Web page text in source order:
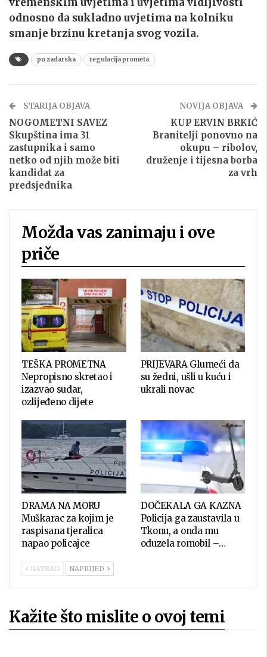
odnosno da sukladno uvjetima na kolniku
smanje brzinu kretanja svog vozila.
pu zadarska regulacija prometa
STARIJA OBJAVA
NOGOMETNI SAVEZ
Skupština ima 31
zastupnika i samo
netko od njih može biti
kandidat za
predsjednika
NOVIJA OBJAVA
KUP ERVIN BRKIĆ
Branitelji ponovno na
okupu – ribolov,
druženje i tijesna borba
za vrh
Možda vas zanimaju i ove
priče
TEŠKA PROMETNA
Nepropisno skretao i
izazvao sudar,
ozlijeđeno dijete
PRIJEVARA Glumeći da
su žedni, ušli u kuću i
ukrali novac
DRAMA NA MORU
Muškarac za kojim je
raspisana tjeralica
napao policajce
DOČEKALA GA KAZNA
Policija ga zaustavila u
Tkonu, a onda mu
oduzela romobil –…
NATRAG NAPRIJED
Kažite što mislite o ovoj temi